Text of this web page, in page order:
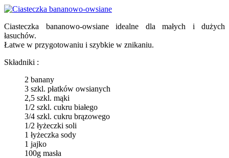
Ciasteczka bananowo-owsiane idealne dla małych i dużych
łasuchów.
Łatwe w przygotowaniu i szybkie w znikaniu.
Składniki :
2 banany
3 szkl. płatków owsianych
2,5 szkl. mąki
1/2 szkl. cukru białego
3/4 szkl. cukru brązowego
1/2 łyżeczki soli
1 łyżeczka sody
1 jajko
100g masła